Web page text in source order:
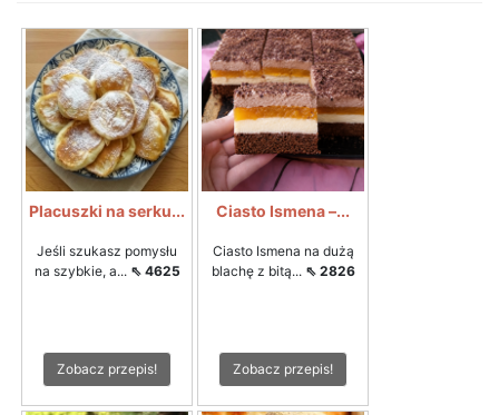
Placuszki na serku...
Jeśli szukasz pomysłu
na szybkie, a... ⇖ 4625
Zobacz przepis!
Ciasto Ismena –...
Ciasto Ismena na dużą
blachę z bitą... ⇖ 2826
Zobacz przepis!